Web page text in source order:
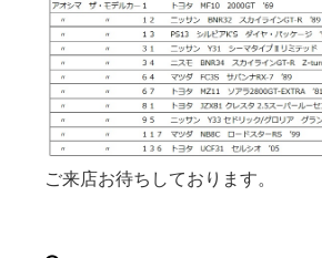
ご来店お待ちしております。